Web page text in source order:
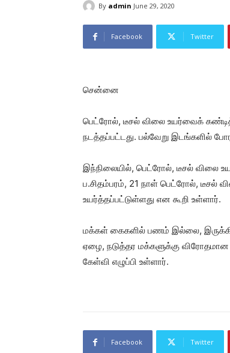
By admin June 29, 2020
Facebook Twitter
சென்னை
பெட்ரோல், டீசல் விலை உயர்வைக்
நடத்தப்பட்டது. பல்வேறு இடங்களில்
இந்நிலையில், பெட்ரோல், டீசல் விலை
ப.சிதம்பரம், 21 நாள் பெட்ரோல், டீசல்
உயர்த்தப்பட்டுள்ளது என கூறி உள்ளார்.
மக்கள் கைகளில் பணம் இல்லை,
ஏழை, நடுத்தர மக்களுக்கு
கேள்வி எழுப்பி உள்ளார்.
Facebook Twitter